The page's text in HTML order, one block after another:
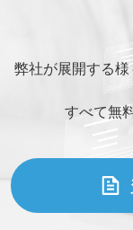
弊社が展開する
すべて無